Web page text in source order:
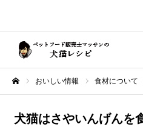
おいしい情報 食材について
犬猫はさやいんげんを